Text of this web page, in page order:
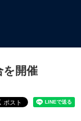
を開催